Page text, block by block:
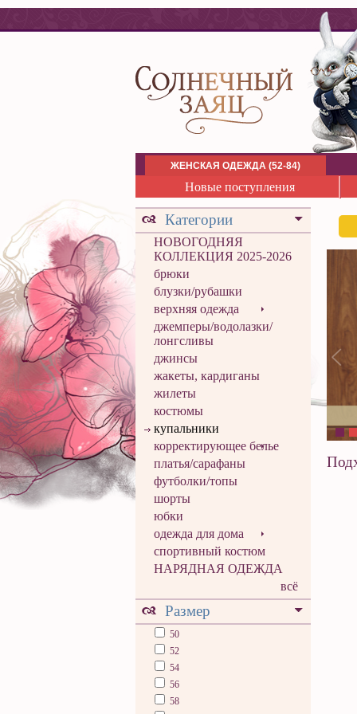
ЖЕНСКАЯ ОДЕЖДА (52-84)
Новые поступления
Категории
НОВОГОДНЯЯ
КОЛЛЕКЦИЯ 2025-2026
брюки
блузки/рубашки
верхняя одежда
джемперы/водолазки/
лонгсливы
джинсы
жакеты, кардиганы
жилеты
костюмы
купальники
корректирующее белье
платья/сарафаны
футболки/топы
шорты
юбки
одежда для дома
спортивный костюм
НАРЯДНАЯ ОДЕЖДА
всё
Размер
50
52
54
56
58